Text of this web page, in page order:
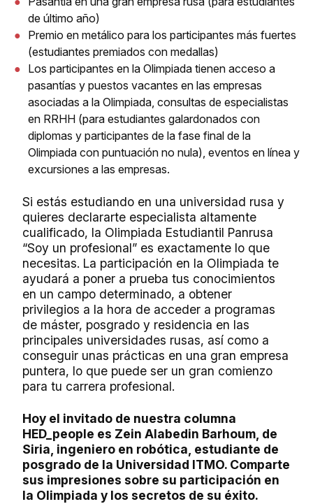
de último año)
Premio en metálico para los participantes más fuertes
(estudiantes premiados con medallas)
Los participantes en la Olimpiada tienen acceso a
pasantías y puestos vacantes en las empresas
asociadas a la Olimpiada, consultas de especialistas
en RRHH (para estudiantes galardonados con
diplomas y participantes de la fase final de la
Olimpiada con puntuación no nula), eventos en línea y
excursiones a las empresas.
Si estás estudiando en una universidad rusa y
quieres declararte especialista altamente
cualificado, la Olimpiada Estudiantil Panrusa
“Soy un profesional” es exactamente lo que
necesitas. La participación en la Olimpiada te
ayudará a poner a prueba tus conocimientos
en un campo determinado, a obtener
privilegios a la hora de acceder a programas
de máster, posgrado y residencia en las
principales universidades rusas, así como a
conseguir unas prácticas en una gran empresa
puntera, lo que puede ser un gran comienzo
para tu carrera profesional.
Hoy el invitado de nuestra columna
HED_people es Zein Alabedin Barhoum, de
Siria, ingeniero en robótica, estudiante de
posgrado de la Universidad ITMO. Comparte
sus impresiones sobre su participación en
la Olimpiada y los secretos de su éxito.